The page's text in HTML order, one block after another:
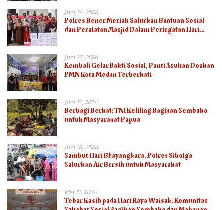
Juni 26, 2026
Polres Bener Meriah Salurkan Bantuan Sosial
dan Peralatan Masjid Dalam Peringatan Hari
Juni 23, 2026
Kembali Gelar Bakti Sosial, Panti Asuhan Doakan
PMN Kota Medan Terberkati
Juni 21, 2026
Berbagi Berkat: TNI Keliling Bagikan Sembako
untuk Masyarakat Papua
Juni 18, 2026
Sambut Hari Bhayangkara, Polres Sibolga
Salurkan Air Bersih untuk Masyarakat
Mei 31, 2026
Tebar Kasih pada Hari Raya Waisak, Komunitas